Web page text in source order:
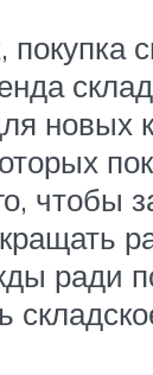
новых
чтобы
ради